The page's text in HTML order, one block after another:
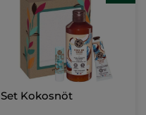
Set Kokosnöt